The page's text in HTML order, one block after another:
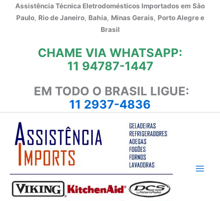
Assistência Técnica Eletrodomésticos Importados em São
Paulo, Rio de Janeiro, Bahia, Minas Gerais, Porto Alegre e
Brasil
CHAME VIA WHATSAPP:
11 94787-1447
EM TODO O BRASIL LIGUE:
11 2937-4836